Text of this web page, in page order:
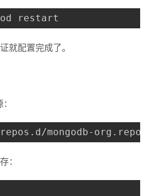
restart
就配置完成了。
mongodb-org.repo
：